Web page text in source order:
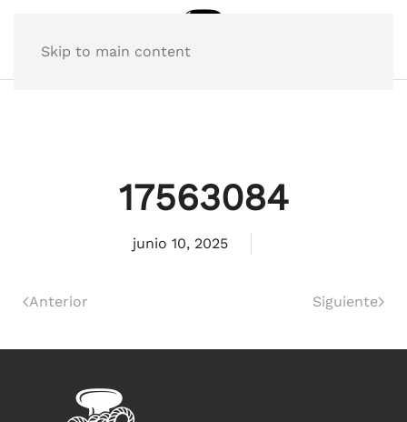
Skip to main content
17563084
junio 10, 2025
Anterior Siguiente